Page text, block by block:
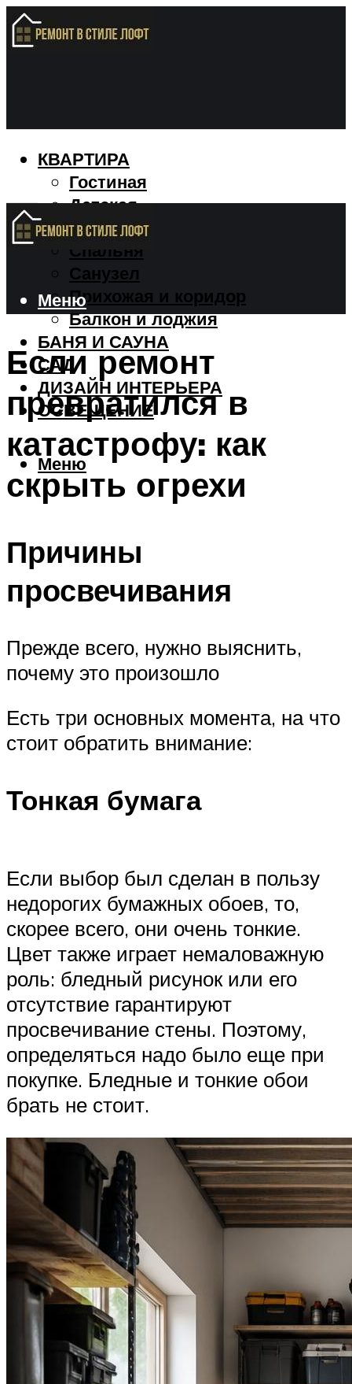
КВАРТИРА
Гостиная
Детская
Кухня
Спальня
Санузел
Прихожая и коридор
Балкон и лоджия
БАНЯ И САУНА
САД
ДИЗАЙН ИНТЕРЬЕРА
ОСВЕЩЕНИЕ
Меню
Меню
Если ремонт
превратился в
катастрофу: как
скрыть огрехи
Причины
просвечивания
Прежде всего, нужно выяснить,
почему это произошло
Есть три основных момента, на что
стоит обратить внимание:
Тонкая бумага
Если выбор был сделан в пользу
недорогих бумажных обоев, то,
скорее всего, они очень тонкие.
Цвет также играет немаловажную
роль: бледный рисунок или его
отсутствие гарантируют
просвечивание стены. Поэтому,
определяться надо было еще при
покупке. Бледные и тонкие обои
брать не стоит.